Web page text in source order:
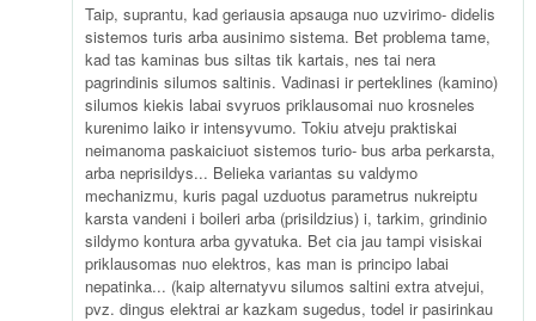
Taip, suprantu, kad geriausia apsauga nuo uzvirimo- didelis
sistemos turis arba ausinimo sistema. Bet problema tame,
kad tas kaminas bus siltas tik kartais, nes tai nera
pagrindinis silumos saltinis. Vadinasi ir perteklines (kamino)
silumos kiekis labai svyruos priklausomai nuo krosneles
kurenimo laiko ir intensyvumo. Tokiu atveju praktiskai
neimanoma paskaiciuot sistemos turio- bus arba perkarsta,
arba neprisildys... Belieka variantas su valdymo
mechanizmu, kuris pagal uzduotus parametrus nukreiptu
karsta vandeni i boileri arba (prisildzius) i, tarkim, grindinio
sildymo kontura arba gyvatuka. Bet cia jau tampi visiskai
priklausomas nuo elektros, kas man is principo labai
nepatinka... (kaip alternatyvu silumos saltini extra atvejui,
pvz. dingus elektrai ar kazkam sugedus, todel ir pasirinkau